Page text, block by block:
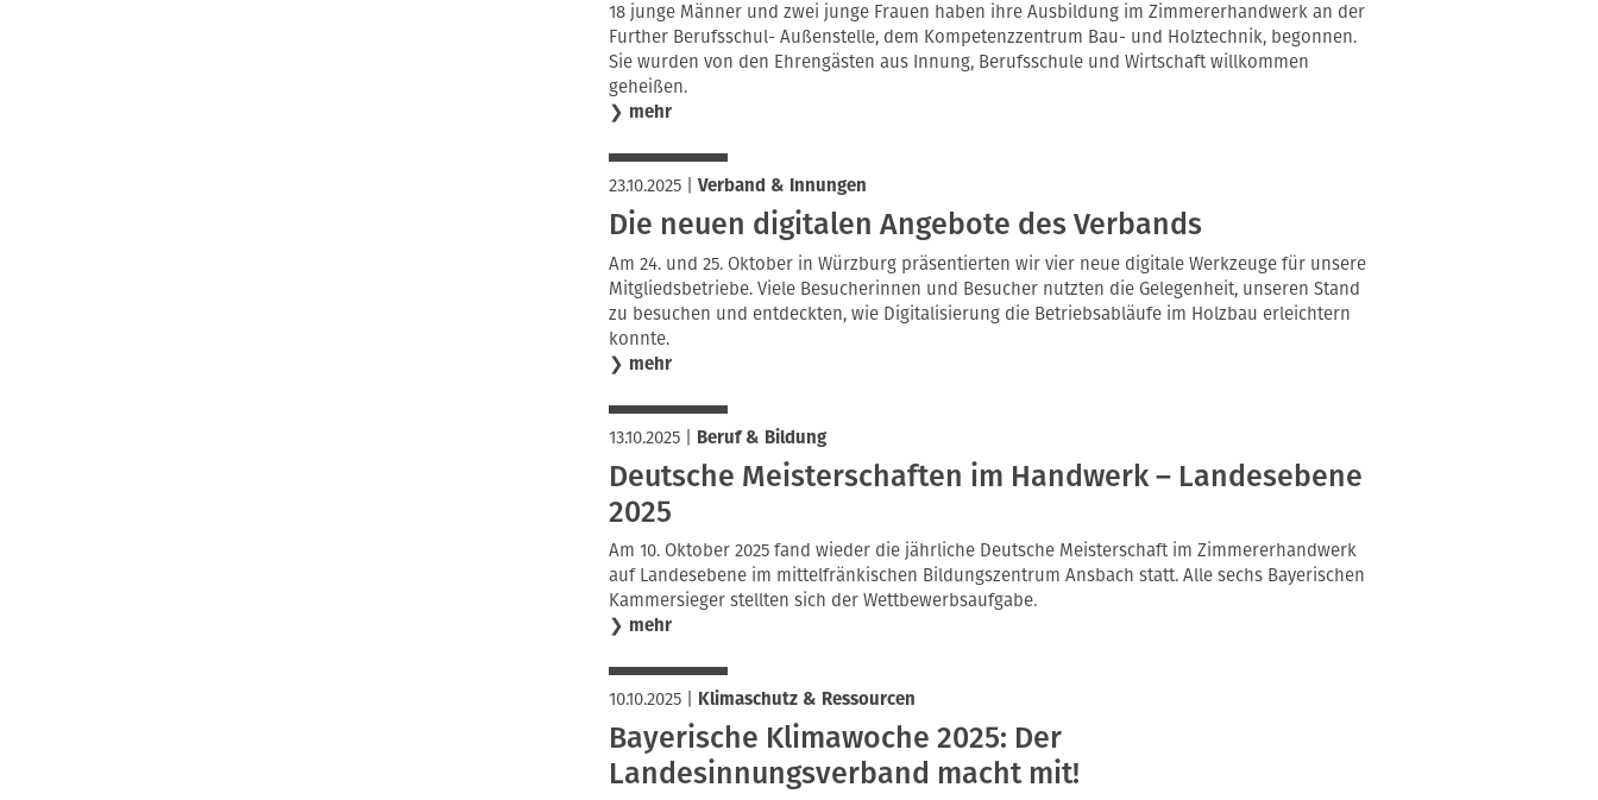
18 junge Männer und zwei junge Frauen haben ihre Ausbildung im Zimmererhandwerk an der
Further Berufsschul- Außenstelle, dem Kompetenzzentrum Bau- und Holztechnik, begonnen.
Sie wurden von den Ehrengästen aus Innung, Berufsschule und Wirtschaft willkommen
geheißen.
❯ mehr
23.10.2025| Verband & Innungen
Die neuen digitalen Angebote des Verbands
Am 24. und 25. Oktober in Würzburg präsentierten wir vier neue digitale Werkzeuge für unsere
Mitgliedsbetriebe. Viele Besucherinnen und Besucher nutzten die Gelegenheit, unseren Stand
zu besuchen und entdeckten, wie Digitalisierung die Betriebsabläufe im Holzbau erleichtern
konnte.
❯ mehr
13.10.2025| Beruf & Bildung
Deutsche Meisterschaften im Handwerk – Landesebene
2025
Am 10. Oktober 2025 fand wieder die jährliche Deutsche Meisterschaft im Zimmererhandwerk
auf Landesebene im mittelfränkischen Bildungszentrum Ansbach statt. Alle sechs Bayerischen
Kammersieger stellten sich der Wettbewerbsaufgabe.
❯ mehr
10.10.2025| Klimaschutz & Ressourcen
Bayerische Klimawoche 2025: Der
Landesinnungsverband macht mit!